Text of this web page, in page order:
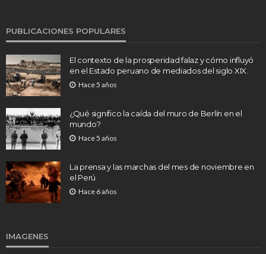
PUBLICACIONES POPULARES
El contexto de la prosperidad falaz y cómo influyó
en el Estado peruano de mediados del siglo XIX.
Hace 5 años
¿Qué significo la caída del muro de Berlín en el
mundo?
Hace 5 años
La prensa y las marchas del mes de noviembre en
el Perú
Hace 6 años
IMAGENES